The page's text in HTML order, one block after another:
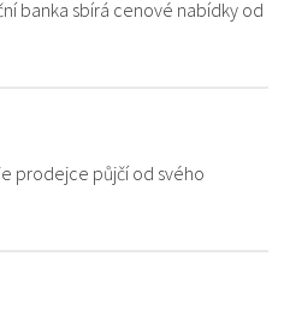
banka sbírá cenové nabídky od
prodejce půjčí od svého